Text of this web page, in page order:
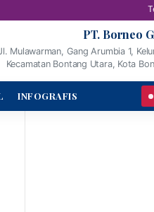
PT. Borneo
Mulawarman, Gang Arumbia 1,
Kecamatan Bontang Utara, Kota
INFOGRAFIS